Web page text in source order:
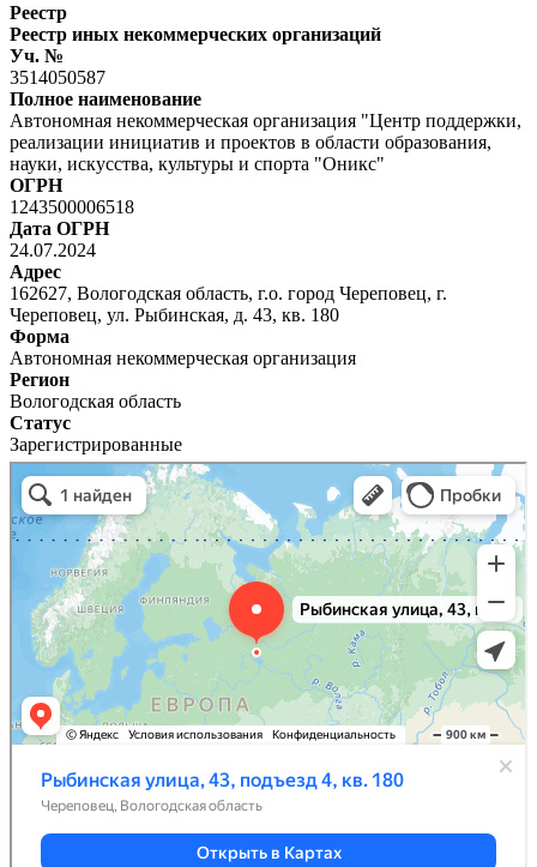
Реестр
Реестр иных некоммерческих организаций
Уч. №
3514050587
Полное наименование
Автономная некоммерческая организация "Центр поддержки,
реализации инициатив и проектов в области образования,
науки, искусства, культуры и спорта "Оникс"
ОГРН
1243500006518
Дата ОГРН
24.07.2024
Адрес
162627, Вологодская область, г.о. город Череповец, г.
Череповец, ул. Рыбинская, д. 43, кв. 180
Форма
Автономная некоммерческая организация
Регион
Вологодская область
Статус
Зарегистрированные